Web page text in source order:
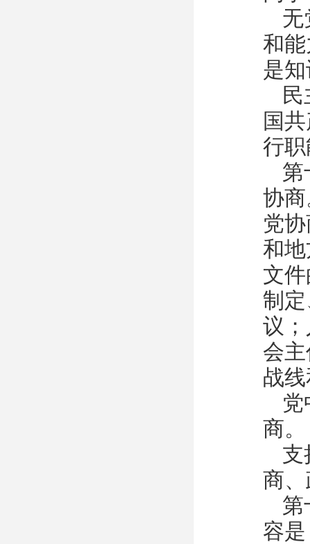
无
和
是
民
国
行
第
协
党
和
文
制
议
会
战
党
商。
支
商
第
容